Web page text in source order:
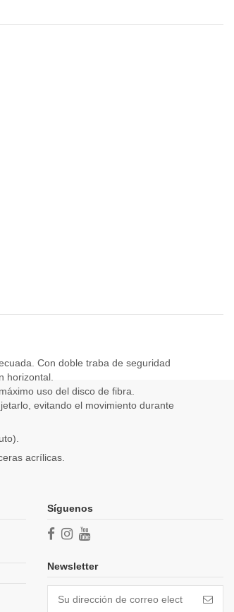
Con doble traba de seguridad
horizontal.
uso del disco de fibra.
evitando el movimiento durante
acrílicas.
Síguenos
Newsletter